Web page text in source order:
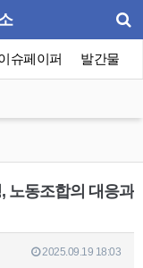
슈페이퍼 발간물
노동조합의 대응과
2025.09.19 18:03